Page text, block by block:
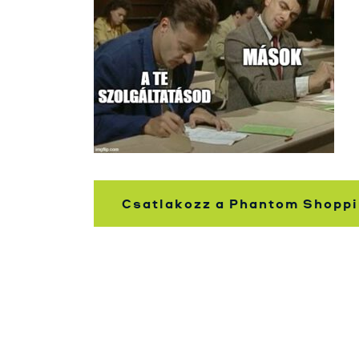
Csatlakozz a Phantom